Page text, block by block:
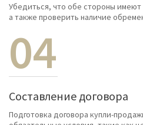
Убедиться, что обе стороны
а также проверить наличие
04
Составление договора
Подготовка договора купли-